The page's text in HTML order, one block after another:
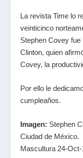
La revista Time lo
veinticinco
Stephen Covey
Clinton, quien
Covey, la
Por ello le
cumpleaños.
Imagen: Stephen
Ciudad de México.
Mascultura 24-Oct-